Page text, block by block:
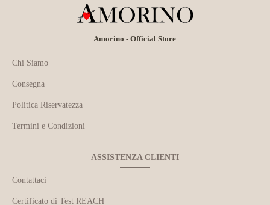
Amorino - Official Store
Chi Siamo
Consegna
Politica Riservatezza
Termini e Condizioni
ASSISTENZA CLIENTI
Contattaci
Certificato di Test REACH